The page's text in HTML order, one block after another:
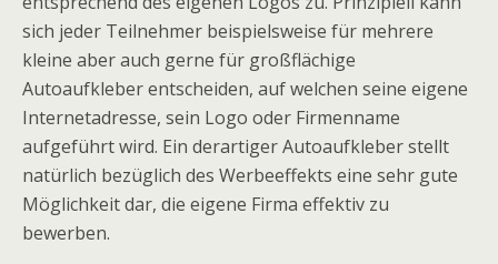
sich jeder Teilnehmer beispielsweise für mehrere
kleine aber auch gerne für großflächige
Autoaufkleber entscheiden, auf welchen seine eigene
Internetadresse, sein Logo oder Firmenname
aufgeführt wird. Ein derartiger Autoaufkleber stellt
natürlich bezüglich des Werbeeffekts eine sehr gute
Möglichkeit dar, die eigene Firma effektiv zu
bewerben.